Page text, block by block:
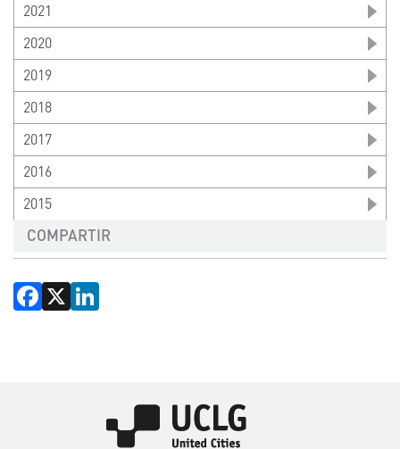
2021
2020
2019
2018
2017
2016
2015
COMPARTIR
Facebook
X
Imagen